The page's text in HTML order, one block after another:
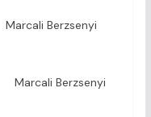
Berzsenyi
Berzsenyi